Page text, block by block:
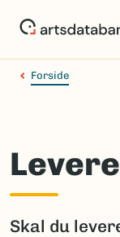
Forside
Skal du